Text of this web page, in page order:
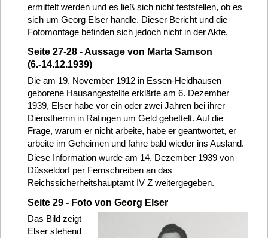
ermittelt werden und es ließ sich nicht feststellen, ob es
sich um Georg Elser handle. Dieser Bericht und die
Fotomontage befinden sich jedoch nicht in der Akte.
Seite 27-28 - Aussage von Marta Samson
(6.-14.12.1939)
Die am 19. November 1912 in Essen-Heidhausen
geborene Hausangestellte erklärte am 6. Dezember
1939, Elser habe vor ein oder zwei Jahren bei ihrer
Dienstherrin in Ratingen um Geld gebettelt. Auf die
Frage, warum er nicht arbeite, habe er geantwortet, er
arbeite im Geheimen und fahre bald wieder ins Ausland.
Diese Information wurde am 14. Dezember 1939 von
Düsseldorf per Fernschreiben an das
Reichssicherheitshauptamt IV Z weitergegeben.
Seite 29 - Foto von Georg Elser
Das Bild zeigt
Elser stehend